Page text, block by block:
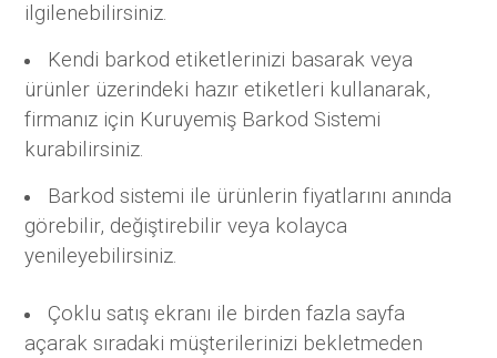
ilgilenebilirsiniz.
Kendi barkod etiketlerinizi basarak veya
ürünler üzerindeki hazır etiketleri kullanarak,
firmanız için Kuruyemiş Barkod Sistemi
kurabilirsiniz.
Barkod sistemi ile ürünlerin fiyatlarını anında
görebilir, değiştirebilir veya kolayca
yenileyebilirsiniz.
Çoklu satış ekranı ile birden fazla sayfa
açarak sıradaki müşterilerinizi bekletmeden